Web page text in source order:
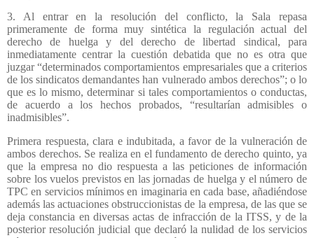
3. Al entrar en la resolución del conflicto, la Sala repasa
primeramente de forma muy sintética la regulación actual del
derecho de huelga y del derecho de libertad sindical, para
inmediatamente centrar la cuestión debatida que no es otra que
juzgar “determinados comportamientos empresariales que a criterios
de los sindicatos demandantes han vulnerado ambos derechos”; o lo
que es lo mismo, determinar si tales comportamientos o conductas,
de acuerdo a los hechos probados, “resultarían admisibles o
inadmisibles”.
Primera respuesta, clara e indubitada, a favor de la vulneración de
ambos derechos. Se realiza en el fundamento de derecho quinto, ya
que la empresa no dio respuesta a las peticiones de información
sobre los vuelos previstos en las jornadas de huelga y el número de
TPC en servicios mínimos en imaginaria en cada base, añadiéndose
además las actuaciones obstruccionistas de la empresa, de las que se
deja constancia en diversas actas de infracción de la ITSS, y de la
posterior resolución judicial que declaró la nulidad de los servicios